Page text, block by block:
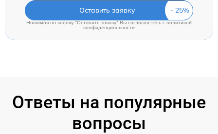
Оставить заявку
Нажимая на кнопку "Оставить заявку" Вы соглашаетесь cполитикой
конфиденциальности
Ответы на популярные
вопросы